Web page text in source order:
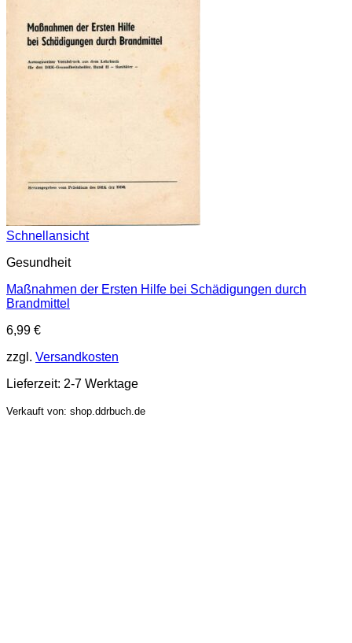
Schnellansicht
Gesundheit
Maßnahmen der Ersten Hilfe bei Schädigungen durch
Brandmittel
6,99 €
zzgl. Versandkosten
Lieferzeit: 2-7 Werktage
Verkauft von: shop.ddrbuch.de